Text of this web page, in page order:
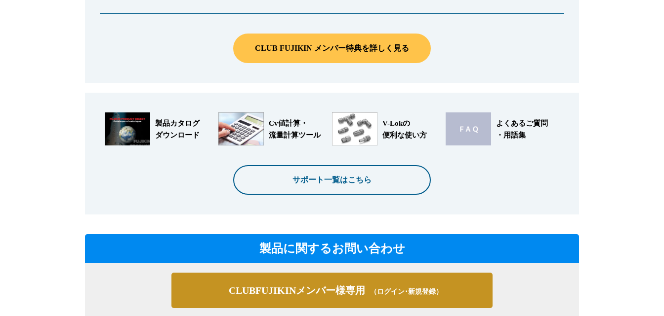
CLUB FUJIKIN メンバー特典を詳しく見る
製品カタログ
ダウンロード
Cv値計算・
流量計算ツール
V-Lokの
便利な使い方
よくあるご質問
・用語集
サポート一覧はこちら
製品に関するお問い合わせ
CLUBFUJIKINメンバー様専用 （ログイン･新規登録）